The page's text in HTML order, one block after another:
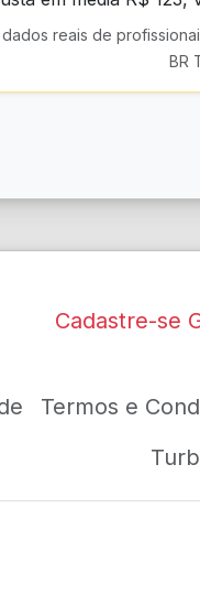
reais de
BR
Cadastre-se
Termos e